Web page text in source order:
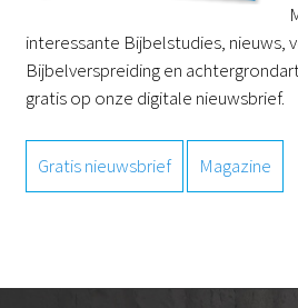
interessante Bijbelstudies, nieuws,
Bijbelverspreiding en
gratis op onze digitale nieuwsbrief.
Gratis nieuwsbrief Magazine